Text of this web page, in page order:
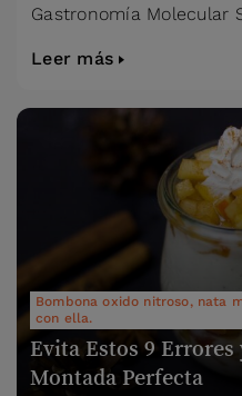
Gastronomía Molecular
Leer más
Bombona oxido nitroso, nata
con ella.
Evita Estos 9 Errores
Montada Perfecta